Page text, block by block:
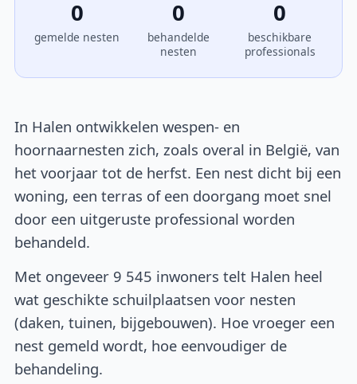
0
gemelde nesten
0
behandelde
nesten
0
beschikbare
professionals
In Halen ontwikkelen wespen- en
hoornaarnesten zich, zoals overal in België, van
het voorjaar tot de herfst. Een nest dicht bij een
woning, een terras of een doorgang moet snel
door een uitgeruste professional worden
behandeld.
Met ongeveer 9 545 inwoners telt Halen heel
wat geschikte schuilplaatsen voor nesten
(daken, tuinen, bijgebouwen). Hoe vroeger een
nest gemeld wordt, hoe eenvoudiger de
behandeling.